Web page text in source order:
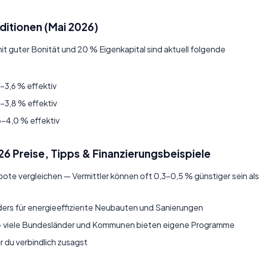
(Mai 2026)
guter Bonität und 20 % Eigenkapital sind aktuell folgende
% effektiv
% effektiv
% effektiv
Preise, Tipps & Finanzierungsbeispiele
vergleichen — Vermittler können oft 0,3–0,5 % günstiger sein als
für energieeffiziente Neubauten und Sanierungen
Bundesländer und Kommunen bieten eigene Programme
du verbindlich zusagst